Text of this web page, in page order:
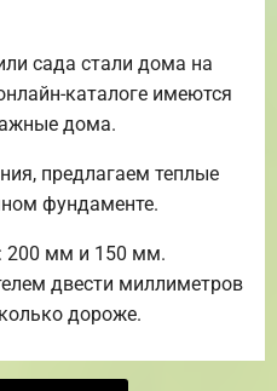
сада стали дома на
каталоге имеются
дома.
предлагаем теплые
фундаменте.
200 мм и 150 мм.
двести миллиметров
дороже.